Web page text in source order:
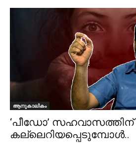
ആനുകാലികം
‘പീഡോ’ സഹവാസത്തിന്
കല്ലെറിയപ്പെടുമ്പോൾ..